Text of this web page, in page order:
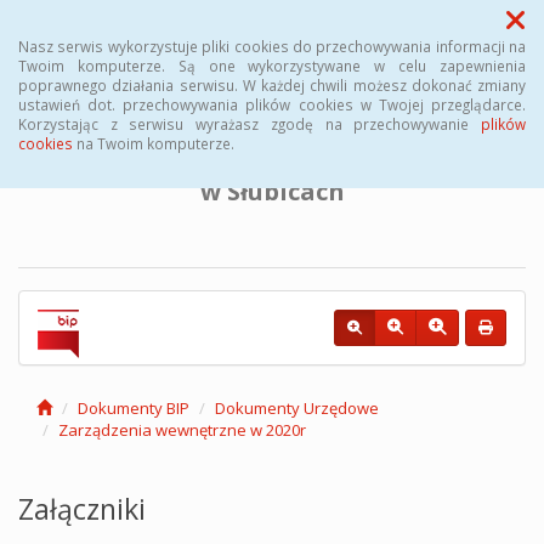
Nasz serwis wykorzystuje pliki cookies do przechowywania informacji na
Twoim komputerze. Są one wykorzystywane w celu zapewnienia
poprawnego działania serwisu. W każdej chwili możesz dokonać zmiany
ustawień dot. przechowywania plików cookies w Twojej przeglądarce.
Korzystając z serwisu wyrażasz zgodę na przechowywanie plików
cookies na Twoim komputerze.
Menu
BIULETYN INFORMACJI PUBLICZNEJ
Powiatowego Urzędu Pracy
w Słubicach
Dokumenty BIP
Dokumenty Urzędowe
Zarządzenia wewnętrzne w 2020r
Załączniki